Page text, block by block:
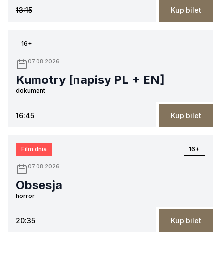
13:15 Kup bilet
16+
07.08.2026
Kumotry [napisy PL + EN]
dokument
16:45 Kup bilet
Film dnia 16+
07.08.2026
Obsesja
horror
20:35 Kup bilet